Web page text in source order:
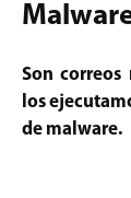
Son correos
los
de malware.